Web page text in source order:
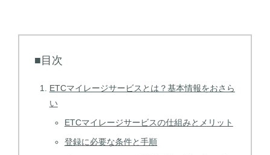
■目次
ETCマイレージサービスとは？基本情報をおさら
い
ETCマイレージサービスの仕組みとメリット
登録に必要な条件と手順